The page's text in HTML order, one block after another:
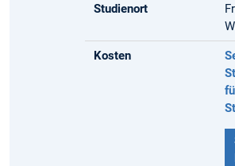
Studienort
Kosten